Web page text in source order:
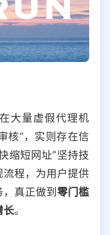
大量虚假代理机
核”，实则存在信
缩短网址”坚持技
程，为用户提供
真正做到 零门槛
长。